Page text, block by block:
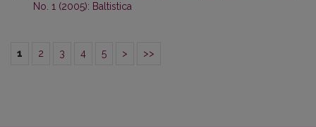
No. 1 (2005): Baltistica
1 2 3 4 5 > >>